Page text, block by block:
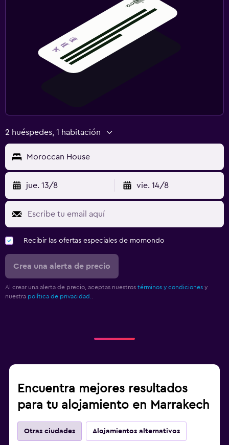
2 huéspedes, 1 habitación
Moroccan House
jue. 13/8 vie. 14/8
Recibir las ofertas especiales de momondo
Crea una alerta de precio
Al crear una alerta de precio, aceptas nuestros términos y condiciones y
nuestra política de privacidad.
Encuentra mejores resultados
para tu alojamiento en Marrakech
Otras ciudades Alojamientos alternativos